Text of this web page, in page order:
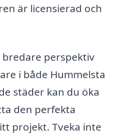
är licensierad och
perspektiv
i både Hummelsta
städer kan du öka
den perfekta
projekt. Tveka inte